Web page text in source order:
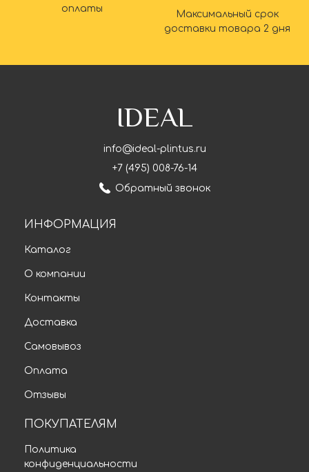
оплаты
Максимальный срок
доставки товара 2 дня
IDEAL
info@ideal-plintus.ru
+7 (495) 008-76-14
Обратный звонок
ИНФОРМАЦИЯ
Каталог
О компании
Контакты
Доставка
Самовывоз
Оплата
Отзывы
ПОКУПАТЕЛЯМ
Политика
конфиденциальности